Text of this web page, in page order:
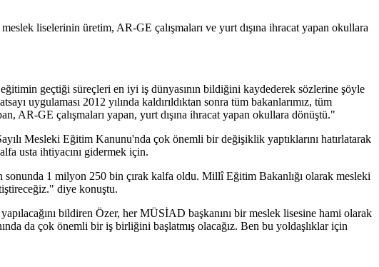
liselerinin üretim, AR-GE çalışmaları ve yurt dışına ihracat yapan okullara
geçtiği süreçleri en iyi iş dünyasının bildiğini kaydederek sözlerine şöyle
uygulaması 2012 yılında kaldırıldıktan sonra tüm bakanlarımız, tüm
AR-GE çalışmaları yapan, yurt dışına ihracat yapan okullara dönüştü."
Mesleki Eğitim Kanunu'nda çok önemli bir değişiklik yaptıklarını hatırlatarak
usta ihtiyacını gidermek için.
1 milyon 250 bin çırak kalfa oldu. Millî Eğitim Bakanlığı olarak mesleki
diye konuştu.
bildiren Özer, her MÜSİAD başkanını bir meslek lisesine hami olarak
da çok önemli bir iş birliğini başlatmış olacağız. Ben bu yoldaşlıklar için